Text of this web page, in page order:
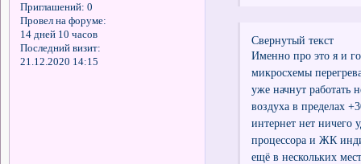
Приглашений: 0
Провел на форуме:
14 дней 10 часов
Последний визит:
21.12.2020 14:15
Свернутый текст
Именно про это я и
микросхемы
уже начнут работать
воздуха в пределах
интернет нет ничего
процессора и ЖК
ещё в нескольких